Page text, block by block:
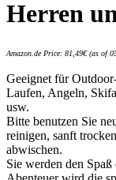
Herren
Amazon.de Price: 81,49€(as of
Geeignet für
Laufen, Angeln,
usw.
Bitte benutzen Sie
reinigen, sanft
abwischen.
Sie werden den